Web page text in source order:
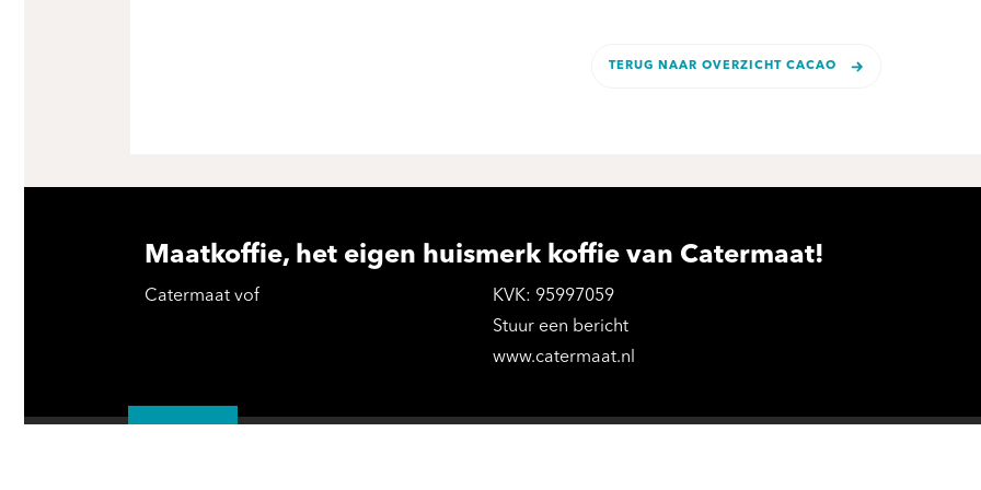
TERUG NAAR OVERZICHT CACAO
Maatkoffie, het eigen huismerk koffie van Catermaat!
Catermaat vof
KVK: 95997059
Stuur een bericht
www.catermaat.nl